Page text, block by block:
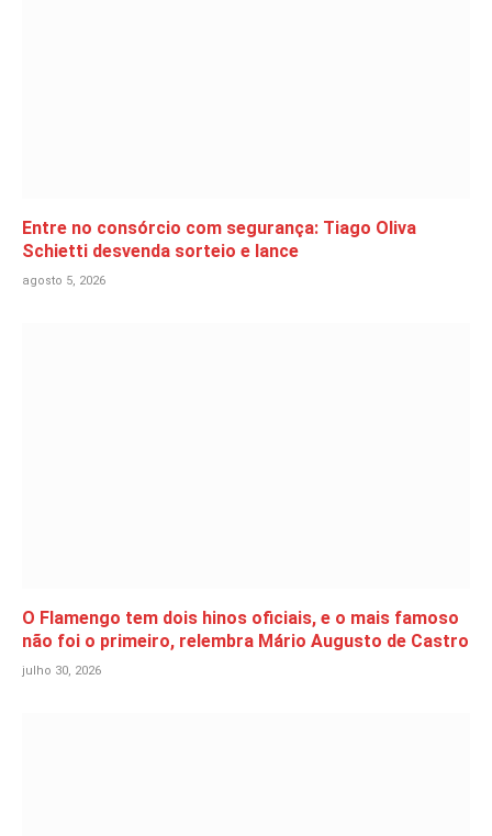
Entre no consórcio com segurança: Tiago Oliva
Schietti desvenda sorteio e lance
agosto 5, 2026
O Flamengo tem dois hinos oficiais, e o mais famoso
não foi o primeiro, relembra Mário Augusto de Castro
julho 30, 2026